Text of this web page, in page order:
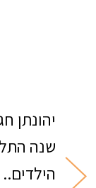
שנה